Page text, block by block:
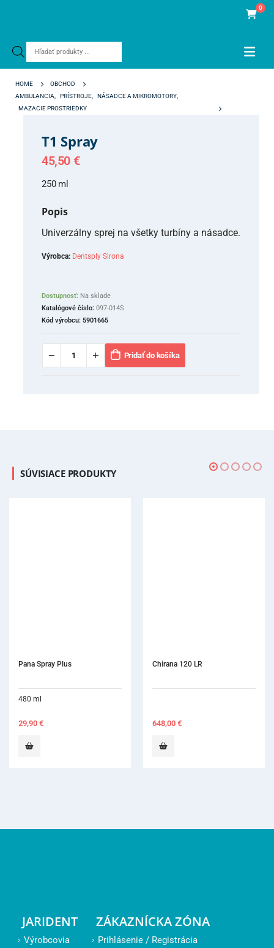
Products
0
HOME
OBCHOD
AMBULANCIA
PRÍSTROJE NÁSADCE A MIKROMOTORY
MAZACIE PROSTRIEDKY
T1 Spray
45,50 €
250 ml
Popis
Univerzálny sprej na všetky turbíny a násadce.
Výrobca: Dentsply Sirona
Dostupnosť: Na sklade
Katalógové číslo: 097-014S
Kód výrobcu: 5901665
Pridať do košíka
SÚVISIACE PRODUKTY
Pana Spray Plus
480 ml
29,90 €
Chirana 120 LR
648,00 €
JARIDENT
Výrobcovia
ZÁKAZNÍCKA ZÓNA
Prihlásenie / Registrácia